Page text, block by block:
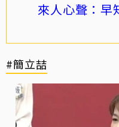
來人心聲：早
#簡立喆